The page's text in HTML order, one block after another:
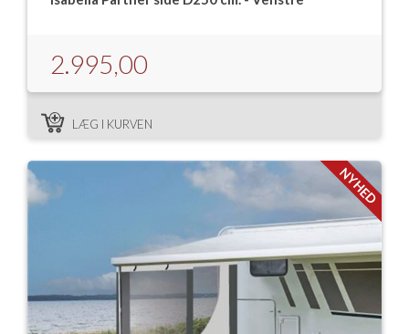
2.995,00
LÆG I KURVEN
NYHED